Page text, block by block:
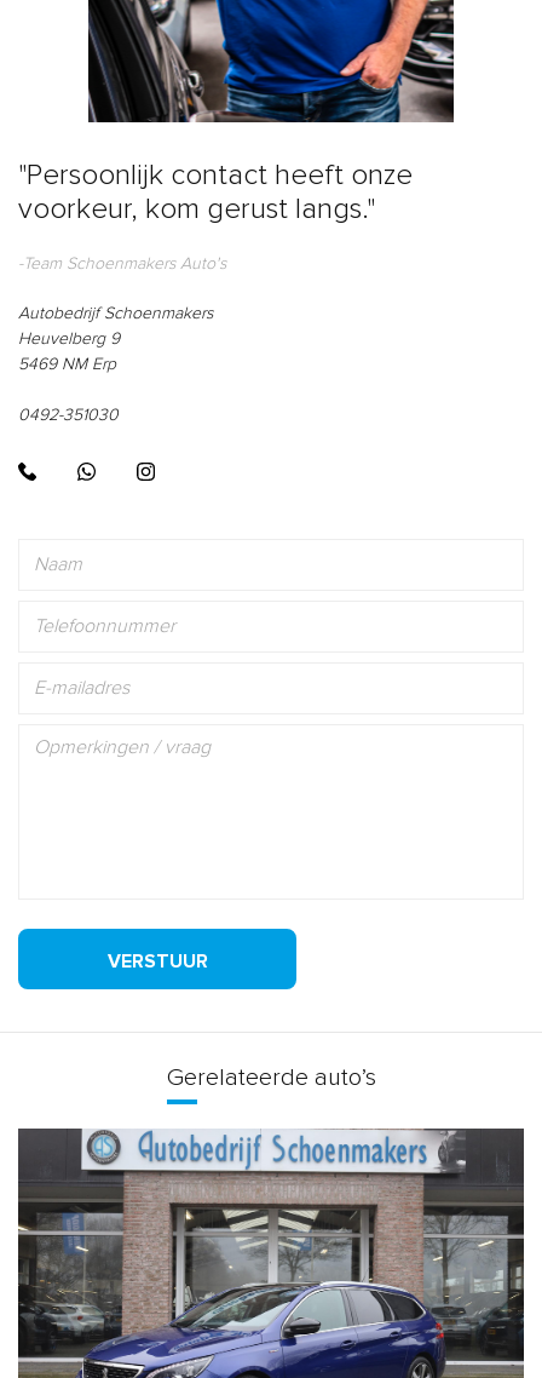
"Persoonlijk contact heeft onze
voorkeur, kom gerust langs."
-Team Schoenmakers Auto's
Autobedrijf Schoenmakers
Heuvelberg 9
5469 NM Erp
0492-351030
VERSTUUR
Gerelateerde auto’s